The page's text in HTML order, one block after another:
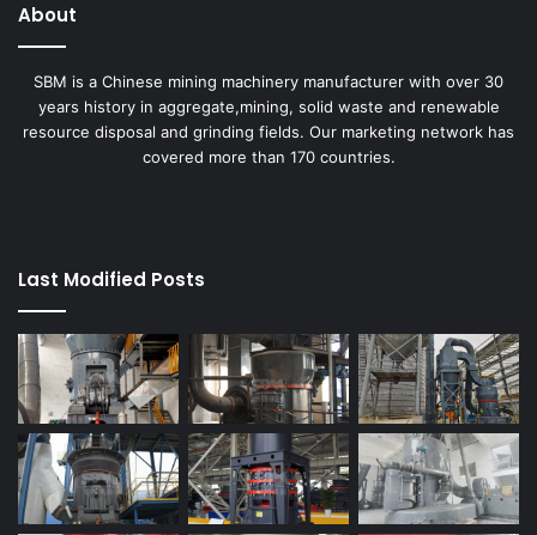
About
SBM is a Chinese mining machinery manufacturer with over 30
years history in aggregate,mining, solid waste and renewable
resource disposal and grinding fields. Our marketing network has
covered more than 170 countries.
Last Modified Posts